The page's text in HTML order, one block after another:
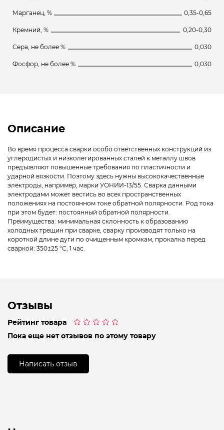
Марганец, % 0,35-0,65
Кремний, % 0,20-0,30
Сера, не более % 0,030
Фосфор, не более % 0,030
Описание
Во время процесса сварки особо ответственных конструкций из
углеродистых и низколегированных сталей к металлу швов
предъявляют повышенные требования по пластичности и
ударной вязкости. Поэтому здесь нужны высококачественные
электроды, например, марки УОНИИ-13/55. Сварка данными
электродами может вестись во всех пространственных
положениях на постоянном токе обратной полярности. Род тока
при этом будет: постоянный обратной полярности.
Преимущества: минимальная склонность к образованию
холодных трещин при сварке, сварку производят только на
короткой длине дуги по очищенным кромкам, прокалка перед
сваркой: 350±25 °С, 1 час.
Отзывы
Рейтинг товара
0
Пока еще нет отзывов по этому товару
Написать отзыв